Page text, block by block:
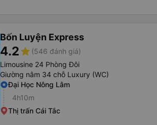
Bốn Luyện Express
4.2star (546 đánh giá)
Limousine 24 Phòng Đôi
Giường nằm 34 chỗ Luxury (WC)
Đại Học Nông Lâm
4h10m
Thị trấn Cái Tắc